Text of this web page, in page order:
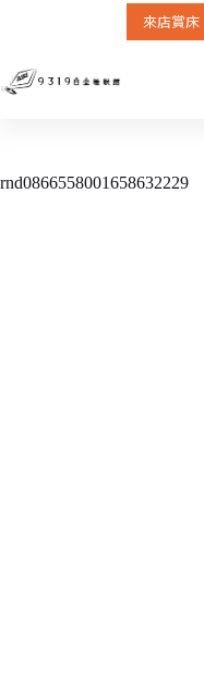
主
來店賞床
rnd0866558001658632229